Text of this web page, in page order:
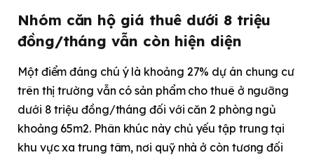
Nhóm căn hộ giá thuê dưới 8 triệu
đồng/tháng vẫn còn hiện diện
Một điểm đáng chú ý là khoảng 27% dự án chung cư
trên thị trường vẫn có sản phẩm cho thuê ở ngưỡng
dưới 8 triệu đồng/tháng đối với căn 2 phòng ngủ
khoảng 65m2. Phân khúc này chủ yếu tập trung tại
khu vực xa trung tâm, nơi quỹ nhà ở còn tương đối